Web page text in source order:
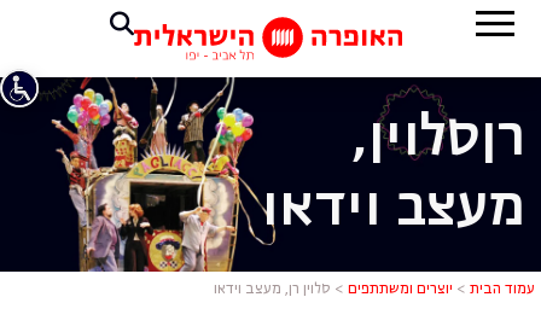
סלוין רן,
רןסלוין,
מעצב וידאו
עמוד הבית > יוצרים ומשתתפים > סלוין רן, מעצב וידאו